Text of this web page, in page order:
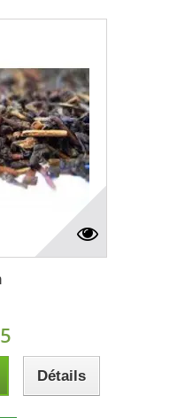
Détails